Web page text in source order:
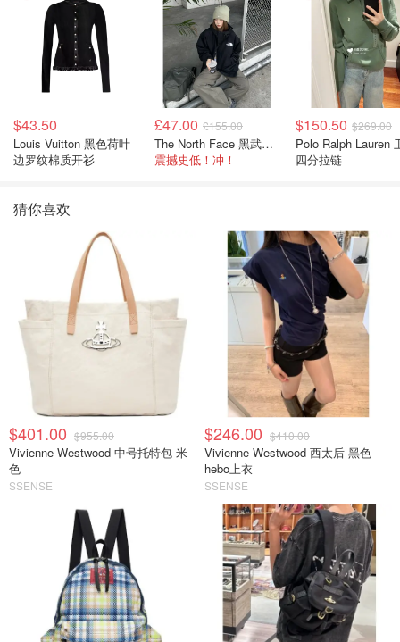
$43.50
Louis Vuitton 黑色荷叶
边罗纹棉质开衫
£47.00 £155.00
The North Face 黑武士冲锋衣
震撼史低！冲！
$150.50 $269.00
Polo Ralph Lauren 卫衣
四分拉链
猜你喜欢
$401.00 $955.00
Vivienne Westwood 中号托特包 米
色
SSENSE
$246.00 $410.00
Vivienne Westwood 西太后 黑色
hebo上衣
SSENSE